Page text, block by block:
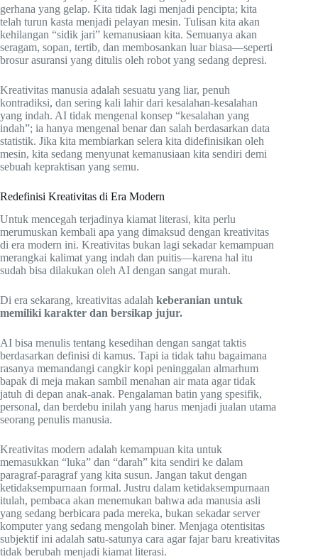
gerhana yang gelap. Kita tidak lagi menjadi pencipta; kita
telah turun kasta menjadi pelayan mesin. Tulisan kita akan
kehilangan “sidik jari” kemanusiaan kita. Semuanya akan
seragam, sopan, tertib, dan membosankan luar biasa—seperti
brosur asuransi yang ditulis oleh robot yang sedang depresi.
Kreativitas manusia adalah sesuatu yang liar, penuh
kontradiksi, dan sering kali lahir dari kesalahan-kesalahan
yang indah. AI tidak mengenal konsep “kesalahan yang
indah”; ia hanya mengenal benar dan salah berdasarkan data
statistik. Jika kita membiarkan selera kita didefinisikan oleh
mesin, kita sedang menyunat kemanusiaan kita sendiri demi
sebuah kepraktisan yang semu.
Redefinisi Kreativitas di Era Modern
Untuk mencegah terjadinya kiamat literasi, kita perlu
merumuskan kembali apa yang dimaksud dengan kreativitas
di era modern ini. Kreativitas bukan lagi sekadar kemampuan
merangkai kalimat yang indah dan puitis—karena hal itu
sudah bisa dilakukan oleh AI dengan sangat murah.
Di era sekarang, kreativitas adalah keberanian untuk
memiliki karakter dan bersikap jujur.
AI bisa menulis tentang kesedihan dengan sangat taktis
berdasarkan definisi di kamus. Tapi ia tidak tahu bagaimana
rasanya memandangi cangkir kopi peninggalan almarhum
bapak di meja makan sambil menahan air mata agar tidak
jatuh di depan anak-anak. Pengalaman batin yang spesifik,
personal, dan berdebu inilah yang harus menjadi jualan utama
seorang penulis manusia.
Kreativitas modern adalah kemampuan kita untuk
memasukkan “luka” dan “darah” kita sendiri ke dalam
paragraf-paragraf yang kita susun. Jangan takut dengan
ketidaksempurnaan formal. Justru dalam ketidaksempurnaan
itulah, pembaca akan menemukan bahwa ada manusia asli
yang sedang berbicara pada mereka, bukan sekadar server
komputer yang sedang mengolah biner. Menjaga otentisitas
subjektif ini adalah satu-satunya cara agar fajar baru kreativitas
tidak berubah menjadi kiamat literasi.